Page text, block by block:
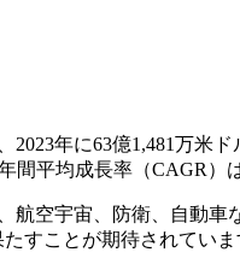
年に63億1,481万米
間平均成長率（CAGR）は
航空宇宙、防衛、自動
すことが期待されていま